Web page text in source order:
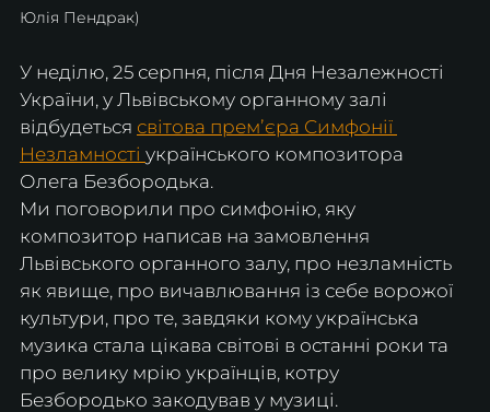
Юлія Пендрак)
У неділю, 25 серпня, після Дня Незалежності
України, у Львівському органному залі
відбудеться світова премʼєра Симфонії
Незламності українського композитора
Олега Безбородька.
Ми поговорили про симфонію, яку
композитор написав на замовлення
Львівського органного залу, про незламність
як явище, про вичавлювання із себе ворожої
культури, про те, завдяки кому українська
музика стала цікава світові в останні роки та
про велику мрію українців, котру
Безбородько закодував у музиці.